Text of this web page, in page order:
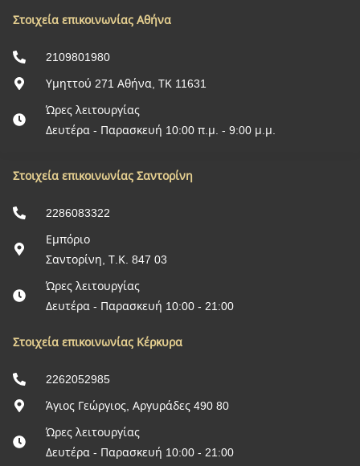
Στοιχεία επικοινωνίας Σαντορίνη
2286083322
Εμπόριο
Σαντορίνη, Τ.Κ. 847 03
Ώρες λειτουργίας
Δευτέρα - Παρασκευή 10:00 - 21:00
Στοιχεία επικοινωνίας Κέρκυρα
2262052985
Άγιος Γεώργιος, Αργυράδες 490 80
Ώρες λειτουργίας
Δευτέρα - Παρασκευή 10:00 - 21:00
Στοιχεία επικοινωνίας Αθήνα
2109801980
Υμηττού 271 Αθήνα, ΤΚ 11631
Ώρες λειτουργίας
Δευτέρα - Παρασκευή 10:00 π.μ. - 9:00 μ.μ.